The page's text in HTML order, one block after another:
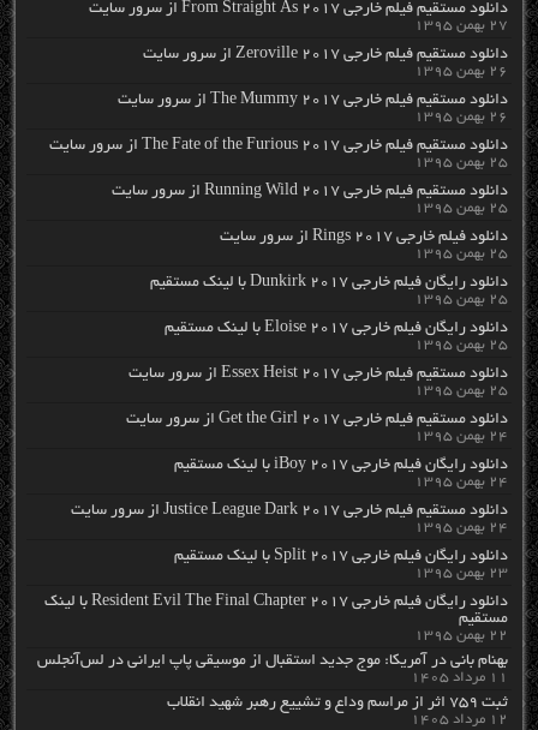
دانلود مستقیم فیلم خارجی From Straight As 2017 از سرور سایت
۲۷ بهمن ۱۳۹۵
دانلود مستقیم فیلم خارجی Zeroville 2017 از سرور سایت
۲۶ بهمن ۱۳۹۵
دانلود مستقیم فیلم خارجی The Mummy 2017 از سرور سایت
۲۶ بهمن ۱۳۹۵
دانلود مستقیم فیلم خارجی The Fate of the Furious 2017 از سرور سایت
۲۵ بهمن ۱۳۹۵
دانلود مستقیم فیلم خارجی Running Wild 2017 از سرور سایت
۲۵ بهمن ۱۳۹۵
دانلود فیلم خارجی Rings 2017 از سرور سایت
۲۵ بهمن ۱۳۹۵
دانلود رایگان فیلم خارجی Dunkirk 2017 با لینک مستقیم
۲۵ بهمن ۱۳۹۵
دانلود رایگان فیلم خارجی Eloise 2017 با لینک مستقیم
۲۵ بهمن ۱۳۹۵
دانلود مستقیم فیلم خارجی Essex Heist 2017 از سرور سایت
۲۵ بهمن ۱۳۹۵
دانلود مستقیم فیلم خارجی Get the Girl 2017 از سرور سایت
۲۴ بهمن ۱۳۹۵
دانلود رایگان فیلم خارجی iBoy 2017 با لینک مستقیم
۲۴ بهمن ۱۳۹۵
دانلود مستقیم فیلم خارجی Justice League Dark 2017 از سرور سایت
۲۴ بهمن ۱۳۹۵
دانلود رایگان فیلم خارجی Split 2017 با لینک مستقیم
۲۳ بهمن ۱۳۹۵
دانلود رایگان فیلم خارجی Resident Evil The Final Chapter 2017 با لینک
مستقیم
۲۲ بهمن ۱۳۹۵
بهنام بانی در آمریکا: موج جدید استقبال از موسیقی پاپ ایرانی در لس‌آنجلس
۱۱ مرداد ۱۴۰۵
ثبت ۷۵۹ اثر از مراسم وداع و تشییع رهبر شهید انقلاب
۱۲ مرداد ۱۴۰۵